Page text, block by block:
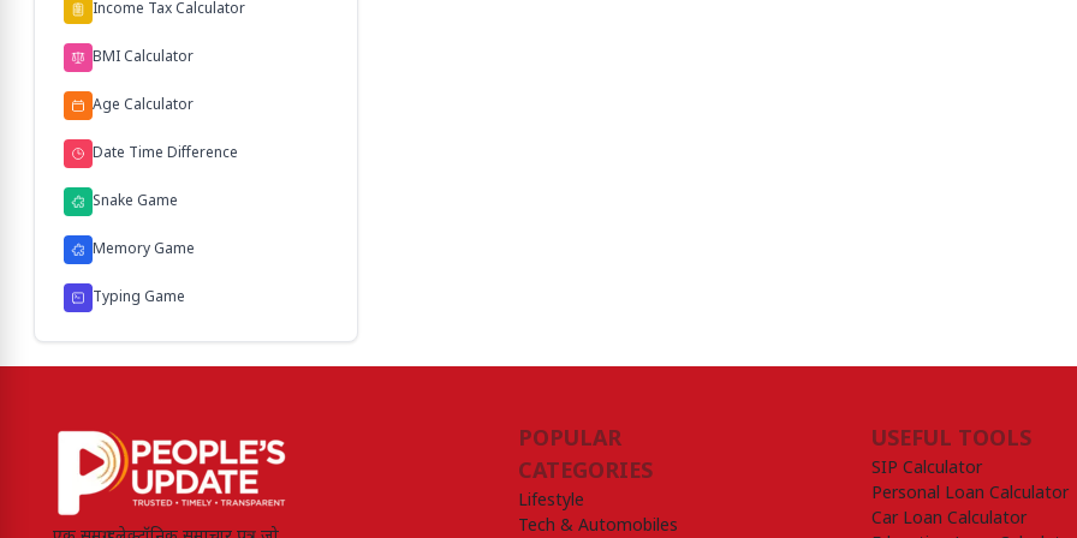
Income Tax Calculator
BMI Calculator
Age Calculator
Date Time Difference
Snake Game
Memory Game
Typing Game
POPULAR
CATEGORIES
Lifestyle
Tech & Automobiles
USEFUL TOOLS
SIP Calculator
Personal Loan Calculator
Car Loan Calculator